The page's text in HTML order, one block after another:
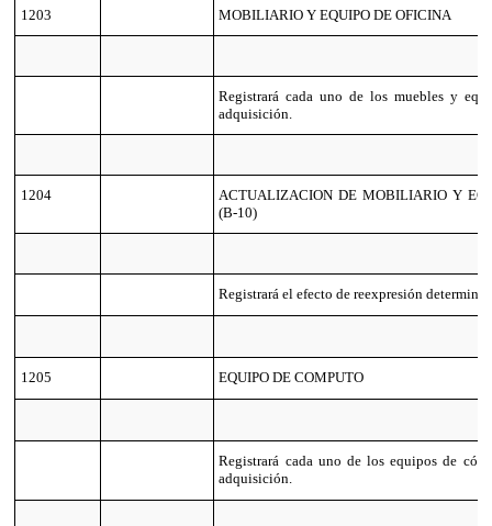
1203 MOBILIARIO Y EQUIPO DE OFICINA
Registrará cada uno de los muebles y
adquisición.
1204
ACTUALIZACION DE MOBILIARIO Y
(B-10)
Registrará el efecto de reexpresión
1205 EQUIPO DE COMPUTO
Registrará cada uno de los equipos de
adquisición.